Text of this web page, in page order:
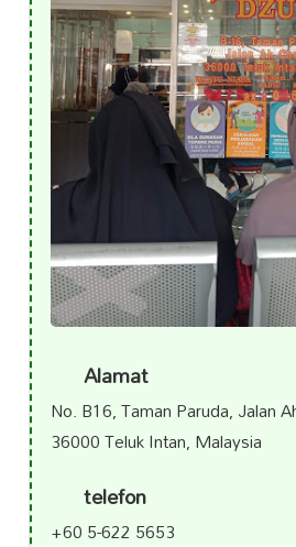
Alamat
No. B16, Taman Paruda, Jalan
36000 Teluk Intan, Malaysia
telefon
+60 5-622 5653